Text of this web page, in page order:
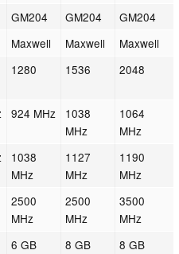
GM204 GM204
GM204
Maxwell Maxwell
Maxwell
1280 1536 2048
924 MHz
1038
MHz
1064
MHz
1038
MHz
1127
MHz
1190
MHz
2500
MHz
2500
MHz
3500
MHz
6 GB 8 GB
8 GB